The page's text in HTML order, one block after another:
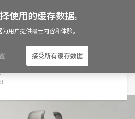
in United States?
使用的缓存数据。
用户提供最佳内容和体验。
接受所有缓存数据